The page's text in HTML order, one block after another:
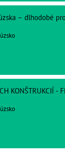
– dlhodobé
KONŠTRUKCIÍ -